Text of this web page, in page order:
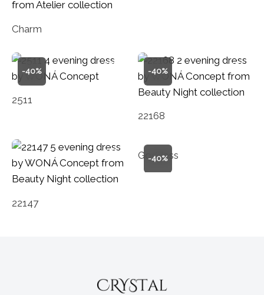
Charm
-40%
2511
-40%
22168
22147
-40%
Goddess